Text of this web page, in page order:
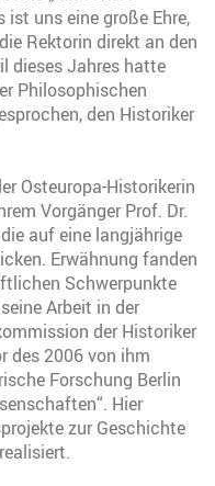
ist uns eine große Ehre,
Rektorin direkt an den
dieses Jahres hatte
Philosophischen
den Historiker
Osteuropa-Historikerin
Vorgänger Prof. Dr.
auf eine langjährige
Erwähnung fanden
Schwerpunkte
Arbeit in der
der Historiker
des 2006 von ihm
Forschung Berlin
Hier
zur Geschichte